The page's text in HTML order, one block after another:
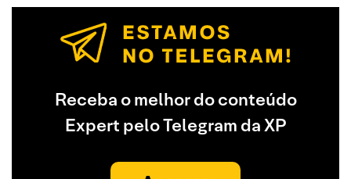
Receba o melhor do conteúdo
Expert pelo Telegram da XP